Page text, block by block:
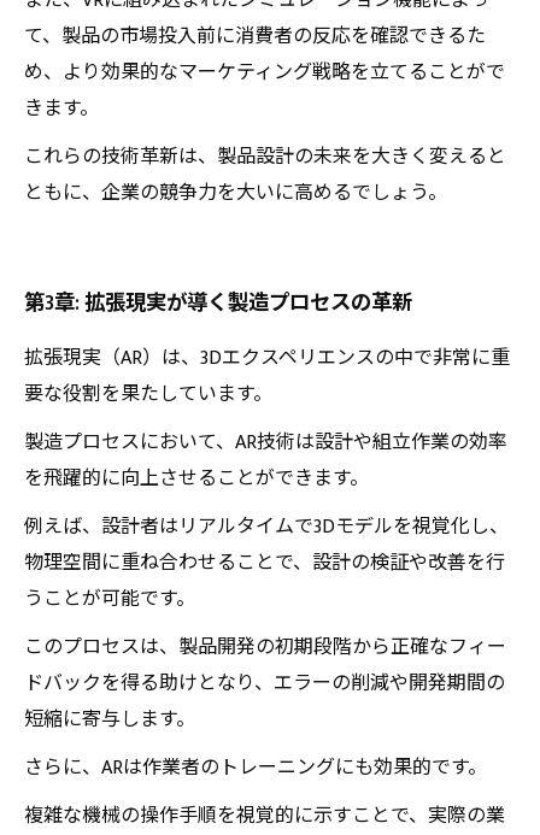
て、製品の市場投入前に消費者の反応を確認できるた
め、より効果的なマーケティング戦略を立てることがで
きます。
これらの技術革新は、製品設計の未来を大きく変えると
ともに、企業の競争力を大いに高めるでしょう。
第3章: 拡張現実が導く製造プロセスの革新
拡張現実（AR）は、3Dエクスペリエンスの中で非常に重
要な役割を果たしています。
製造プロセスにおいて、AR技術は設計や組立作業の効率
を飛躍的に向上させることができます。
例えば、設計者はリアルタイムで3Dモデルを視覚化し、
物理空間に重ね合わせることで、設計の検証や改善を行
うことが可能です。
このプロセスは、製品開発の初期段階から正確なフィー
ドバックを得る助けとなり、エラーの削減や開発期間の
短縮に寄与します。
さらに、ARは作業者のトレーニングにも効果的です。
複雑な機械の操作手順を視覚的に示すことで、実際の業